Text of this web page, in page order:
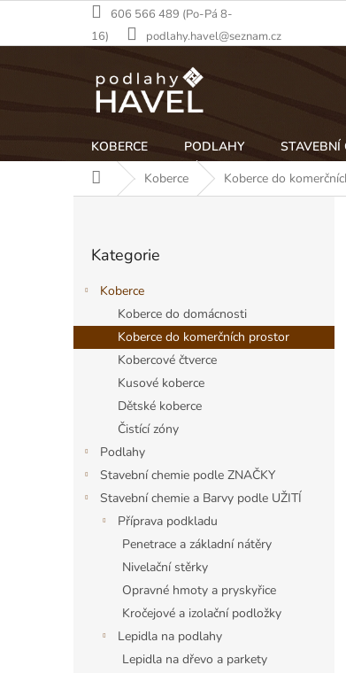
obsah
606 566 489 (Po-Pá 8-
16)
podlahy.havel@seznam.cz
KOBERCE PODLAHY STAVEBNÍ
Domů Koberce Koberce do
n
kategorie
Kategorie
Koberce
Koberce do domácnosti
Koberce do komerčních prostor
Kobercové čtverce
Kusové koberce
Dětské koberce
Čistící zóny
Podlahy
Stavební chemie podle ZNAČKY
Stavební chemie a Barvy podle UŽITÍ
Příprava podkladu
Penetrace a základní nátěry
Nivelační stěrky
Opravné hmoty a pryskyřice
Kročejové a izolační podložky
Lepidla na podlahy
Lepidla na dřevo a parkety